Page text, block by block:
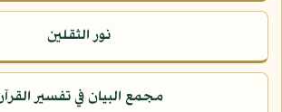
نور الثقلين
مجمع البيان في تفسير